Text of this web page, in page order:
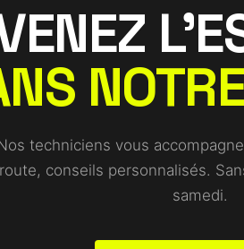
techniciens vous
route, conseils personnalisés.
samedi.